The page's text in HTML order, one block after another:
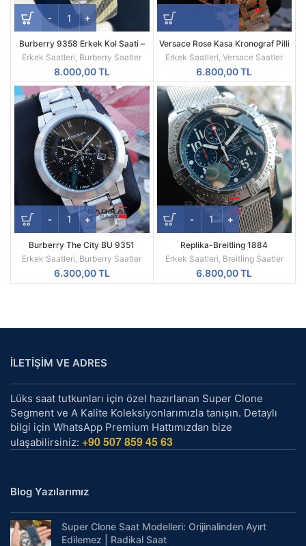
Burberry 9358 Erkek Kol Saati –
Ekose Desenli Kordon & Quartz
Mekanizma
Erkek Saatleri, Burberry Saatler
8.000,00TL
Versace Rose Kasa Kronograf Pilli
Mekanizma Replika Erkek Kol
Saati
Erkek Saatleri,Versace Saatler
6.800,00TL
Burberry The City BU 9351
Replika Erkek Kol Saati
Erkek Saatleri Burberry Saatler
6.300,00TL
Replika-Breitling 1884
Chronometre Hasır Kordon Quartz
Mekanizma
Erkek Saatleri Breitling Saatler
6.800,00TL
İLETİŞİM VE ADRES
Lüks saat tutkunları için özel hazırlanan Super Clone
Segment ve A Kalite Koleksiyonlarımızla tanışın. Detaylı
bilgi için WhatsApp Premium Hattımızdan bize
ulaşabilirsiniz: +90 507 859 45 63
Blog Yazılarımız
Super Clone Saat Modelleri: Orijinalinden Ayırt
Edilemez | Radikal Saat